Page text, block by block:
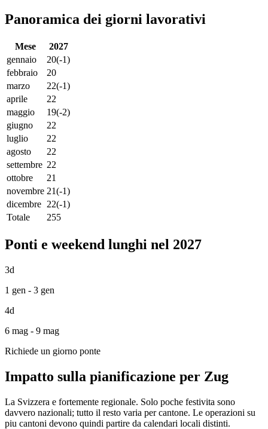
Panoramica dei giorni lavorativi
Mese
2027
gennaio
20(-1)
febbraio
20
marzo
22(-1)
aprile
22
maggio
19(-2)
giugno
22
luglio
22
agosto
22
settembre 22
ottobre
21
novembre 21(-1)
dicembre 22(-1)
Totale
255
Ponti e weekend lunghi nel 2027
3d
1 gen - 3 gen
4d
6 mag - 9 mag
Richiede un giorno ponte
Impatto sulla pianificazione per Zug
La Svizzera e fortemente regionale. Solo poche festivita sono
davvero nazionali; tutto il resto varia per cantone. Le operazioni su
piu cantoni devono quindi partire da calendari locali distinti.